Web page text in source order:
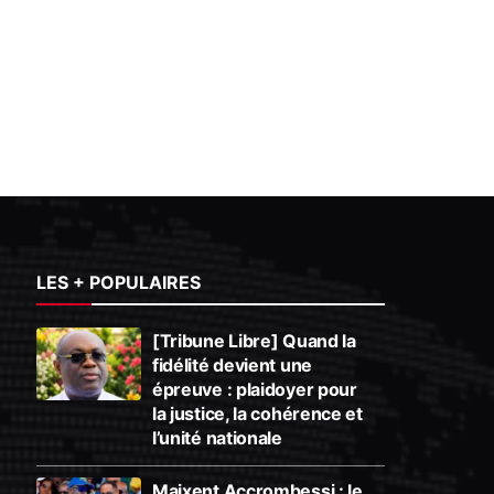
LES + POPULAIRES
[Tribune Libre] Quand la
fidélité devient une
épreuve : plaidoyer pour
la justice, la cohérence et
l’unité nationale